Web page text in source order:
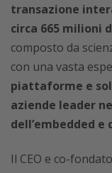
transazione
circa 665 milioni
composto da
con una vasta
piattaforme e
aziende leader
dell’embedded
Il CEO e co-